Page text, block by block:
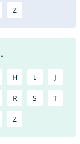
Z
H I J
R S T
Z